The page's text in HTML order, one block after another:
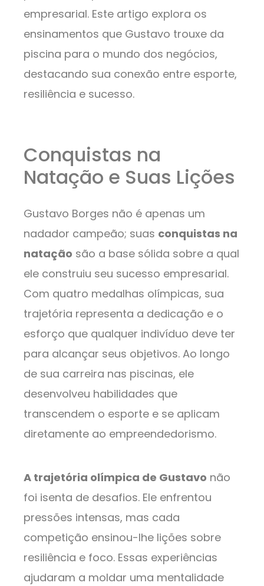
empresarial. Este artigo explora os
ensinamentos que Gustavo trouxe da
piscina para o mundo dos negócios,
destacando sua conexão entre esporte,
resiliência e sucesso.
Conquistas na
Natação e Suas Lições
Gustavo Borges não é apenas um
nadador campeão; suas conquistas na
natação são a base sólida sobre a qual
ele construiu seu sucesso empresarial.
Com quatro medalhas olímpicas, sua
trajetória representa a dedicação e o
esforço que qualquer indivíduo deve ter
para alcançar seus objetivos. Ao longo
de sua carreira nas piscinas, ele
desenvolveu habilidades que
transcendem o esporte e se aplicam
diretamente ao empreendedorismo.
A trajetória olímpica de Gustavo não
foi isenta de desafios. Ele enfrentou
pressões intensas, mas cada
competição ensinou-lhe lições sobre
resiliência e foco. Essas experiências
ajudaram a moldar uma mentalidade